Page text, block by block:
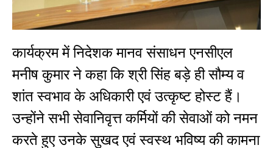
कार्यक्रम में निदेशक मानव संसाधनएनसीएल
मनीष कुमार ने कहा कि श्री सिंह बड़े ही सौम्य व
शांत स्वभाव के अधिकारी एवं उत्कृष्ट होस्ट हैं।
उन्होंने सभी सेवानिवृत्त कर्मियों की सेवाओं को नमन
करते हुए उनके सुखद एवं स्वस्थ भविष्य की कामना